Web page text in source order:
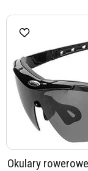
Okulary